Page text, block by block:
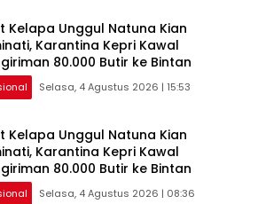
Memberikan Kontribusi bagi
Nasional.
Kelapa Unggul Natuna Kian
Karantina Kepri Kawal
80.000 Butir ke Bintan
Selasa, 4 Agustus 2026 | 15:53
Kelapa Unggul Natuna Kian
Karantina Kepri Kawal
80.000 Butir ke Bintan
Selasa, 4 Agustus 2026 | 08:36